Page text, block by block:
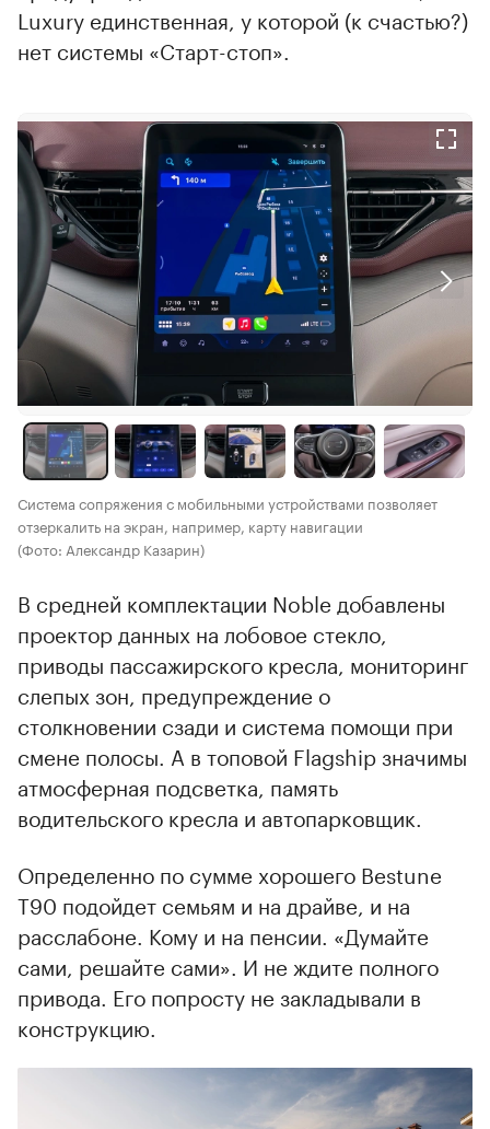
Luxury единственная, у которой (к счастью?)
нет системы «Старт-стоп».
Система сопряжения с мобильными устройствами позволяет
отзеркалить на экран, например, карту навигации
(Фото: Александр Казарин)
В средней комплектации Noble добавлены
проектор данных на лобовое стекло,
приводы пассажирского кресла, мониторинг
слепых зон, предупреждение о
столкновении сзади и система помощи при
смене полосы. А в топовой Flagship значимы
атмосферная подсветка, память
водительского кресла и автопарковщик.
Определенно по сумме хорошего Bestune
T90 подойдет семьям и на драйве, и на
расслабоне. Кому и на пенсии. «Думайте
сами, решайте сами». И не ждите полного
привода. Его попросту не закладывали в
конструкцию.